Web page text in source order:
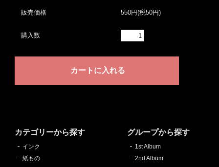
販売価格 550円(税50円)
購入数
カテゴリーから探す
インク
紙もの
グループから探す
1st Album
2nd Album